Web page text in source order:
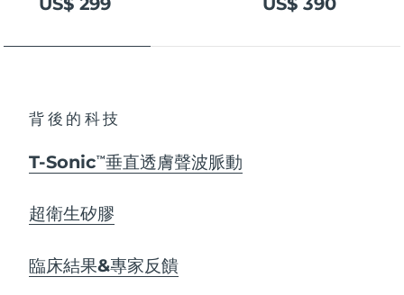
背後的科技
T-SonicTM 垂直透膚聲波脈動
超衛生矽膠
臨床結果&專家反饋